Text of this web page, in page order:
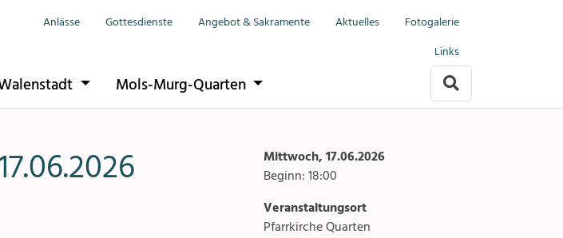
Anlässe Gottesdienste Angebot & Sakramente Aktuelles
Fotogalerie
Links
Mols-Murg-Quarten
Mittwoch, 17.06.2026
Beginn: 18:00
Veranstaltungsort
Pfarrkirche Quarten
Menu
Walenstadt
Mols-Murg-Quarten
Kontakte
Gremien & Räte